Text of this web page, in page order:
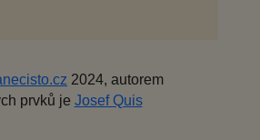
2024, autorem
prvků je Josef Quis